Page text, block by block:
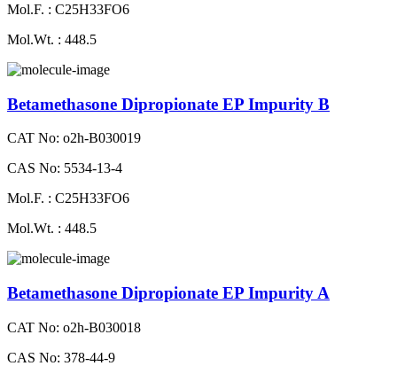
Mol.F. : C25H33FO6
Mol.Wt. : 448.5
Betamethasone Dipropionate EP Impurity B
CAT No: o2h-B030019
CAS No: 5534-13-4
Mol.F. : C25H33FO6
Mol.Wt. : 448.5
Betamethasone Dipropionate EP Impurity A
CAT No: o2h-B030018
CAS No: 378-44-9